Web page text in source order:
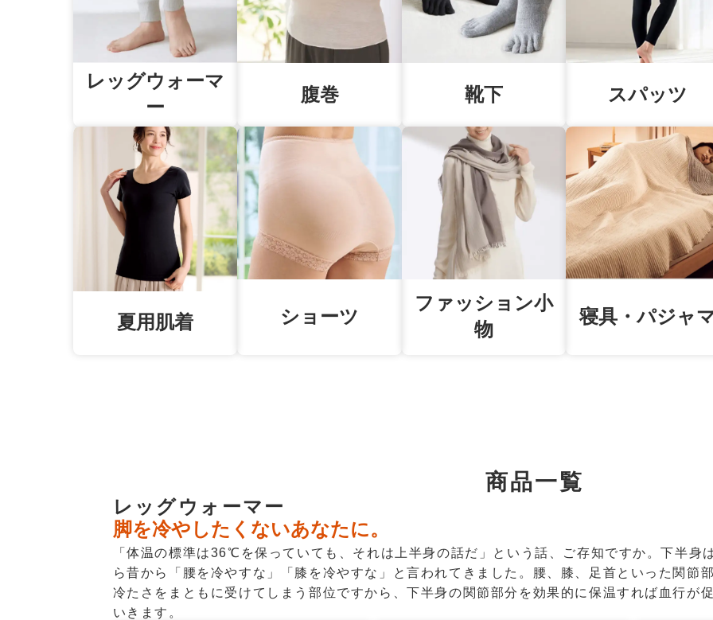
レッグウォーマ
ー
腹巻 靴下 スパッツ
夏用肌着 ショーツ
ファッション小
物
寝具・パジャ
商品一覧
レッグウォーマー
脚を冷やしたくないあなたに。
「体温の標準は36℃を保っていても、それは上半身の話だ」という話、ご存知ですか。下半身
ら昔から「腰を冷やすな」「膝を冷やすな」と言われてきました。腰、膝、足首といった関節
冷たさをまともに受けてしまう部位ですから、下半身の関節部分を効果的に保温すれば血行が
いきます。